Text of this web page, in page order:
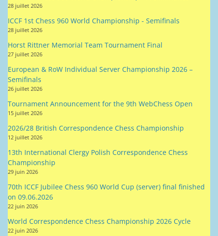
28 juillet 2026
ICCF 1st Chess 960 World Championship - Semifinals
28 juillet 2026
Horst Rittner Memorial Team Tournament Final
27 juillet 2026
European & RoW Individual Server Championship 2026 –
Semifinals
26 juillet 2026
Tournament Announcement for the 9th WebChess Open
15 juillet 2026
2026/28 British Correspondence Chess Championship
12 juillet 2026
13th International Clergy Polish Correspondence Chess
Championship
29 juin 2026
70th ICCF Jubilee Chess 960 World Cup (server) final finished
on 09.06.2026
22 juin 2026
World Correspondence Chess Championship 2026 Cycle
22 juin 2026